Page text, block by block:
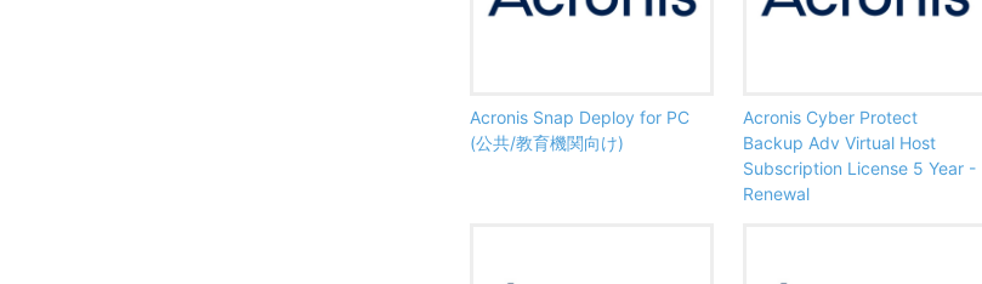
Acronis Snap Deploy for PC
(公共/教育機関向け)
Acronis Cyber Protect
Backup Adv Virtual Host
Subscription License 5 Year -
Renewal